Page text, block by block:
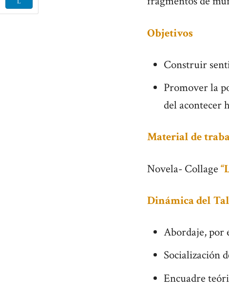
Objetivos
Construir
Promover la
del acontecer
Material de
Novela- Collage
Dinámica del
Abordaje, por
Socialización
Encuadre